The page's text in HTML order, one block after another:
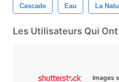
Cascade Eau La
Les Utilisateurs Qui
Images